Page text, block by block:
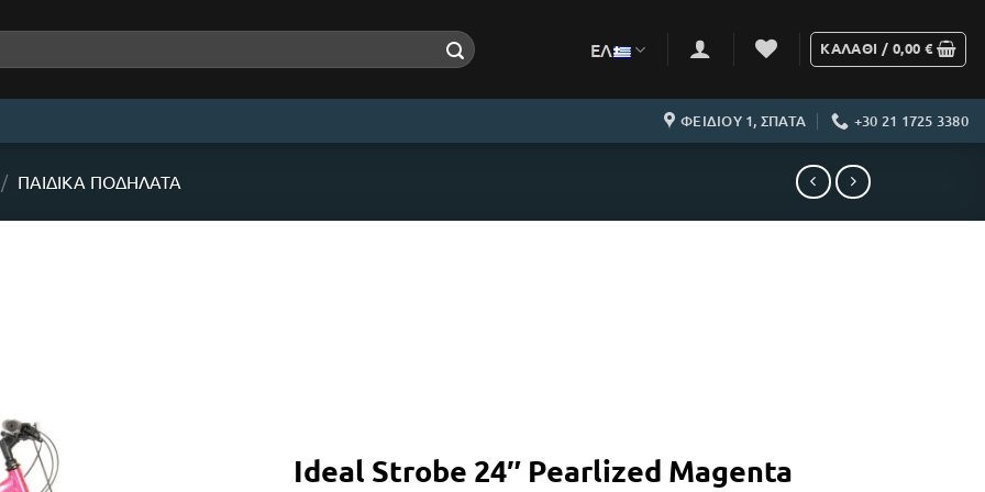
ΕΛ ΚΑΛΆΘΙ / 0,00 €
ΦΕΙΔΙΟΥ 1, ΣΠΑΤΑ +30 21 1725 3380
/ ΠΑΙΔΙΚΆ ΠΟΔΉΛΑΤΑ
Ideal Strobe 24″ Pearlized Magenta